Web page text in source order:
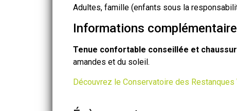
Adultes, famille (enfants sous la
Informations
Tenue confortable conseillée et
amandes et du soleil.
Découvrez le Conservatoire des